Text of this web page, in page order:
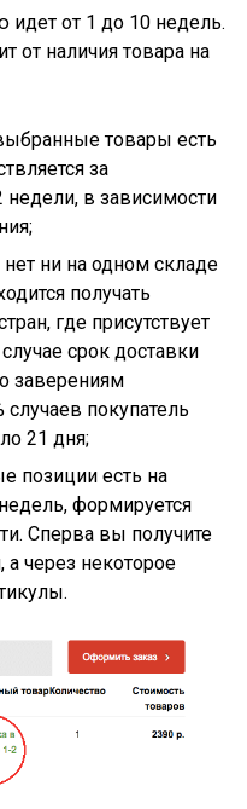
идет от 1 до 10 недель.
от наличия товара на
товары есть
за
в зависимости
ни на одном складе
получать
где присутствует
срок доставки
заверениям
покупатель
21 дня;
позиции есть на
формируется
Сперва вы получите
через некоторое